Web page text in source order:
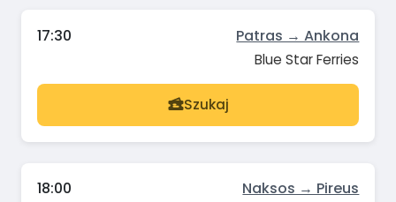
17:30 Patras → Ankona
Blue Star Ferries
Szukaj
18:00 Naksos → Pireus